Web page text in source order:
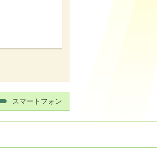
スマートフォン